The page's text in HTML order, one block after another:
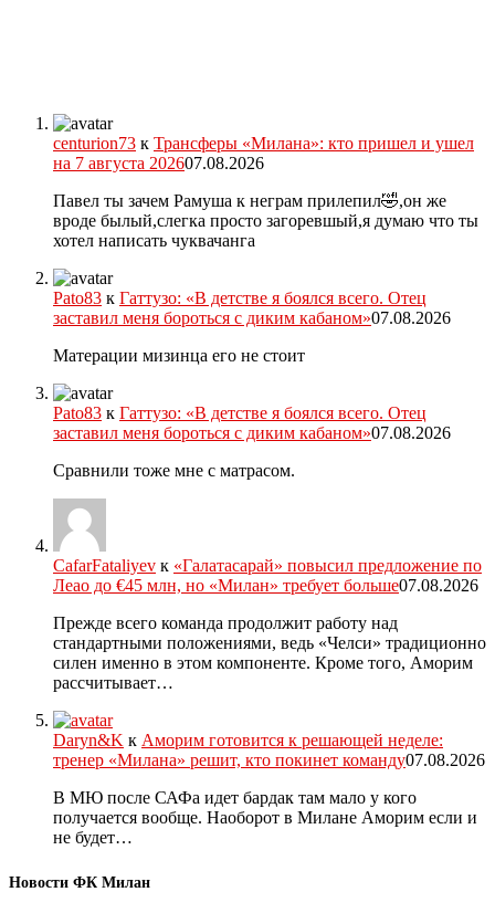
centurion73 к Трансферы «Милана»: кто пришел и ушел
на 7 августа 202607.08.2026
Павел ты зачем Рамуша к неграм прилепил🤣,он же
вроде былый,слегка просто загоревшый,я думаю что ты
хотел написать чуквачанга
Pato83 к Гаттузо: «В детстве я боялся всего. Отец
заставил меня бороться с диким кабаном»07.08.2026
Матерации мизинца его не стоит
Pato83 к Гаттузо: «В детстве я боялся всего. Отец
заставил меня бороться с диким кабаном»07.08.2026
Сравнили тоже мне с матрасом.
CafarFataliyev к «Галатасарай» повысил предложение по
Леао до €45 млн, но «Милан» требует больше07.08.2026
Прежде всего команда продолжит работу над
стандартными положениями, ведь «Челси» традиционно
силен именно в этом компоненте. Кроме того, Аморим
рассчитывает…
Daryn&K к Аморим готовится к решающей неделе:
тренер «Милана» решит, кто покинет команду07.08.2026
В МЮ после САФа идет бардак там мало у кого
получается вообще. Наоборот в Милане Аморим если и
не будет…
Новости ФК Милан